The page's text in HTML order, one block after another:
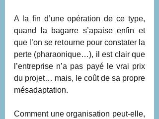
A la fin d’une opération de ce type,
quand la bagarre s’apaise enfin et
que l’on se retourne pour constater la
perte (pharaonique…), il est clair que
l’entreprise n’a pas payé le vrai prix
du projet… mais, le coût de sa propre
mésadaptation.
Comment une organisation peut-elle,